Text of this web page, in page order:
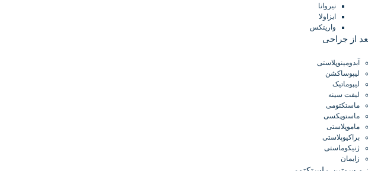
نیروانا
ایزاولا
واریتکس
از جراحی
آبدومینوپلاستی
لیپوساکشن
لیپوماتیک
لیفت سینه
ماستکتومی
ماستوپکسی
ماموپلاستی
براکیوپلاستی
ژنیکوماستی
زایمان